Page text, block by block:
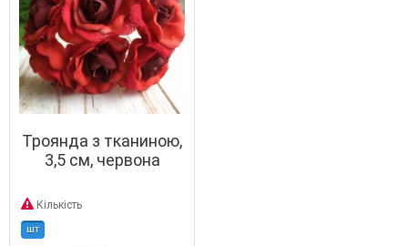
Троянда з тканиною,
3,5 см, червона
Кількість
шт